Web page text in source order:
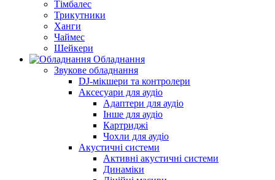
Тімбалес
Трикутники
Ханги
Чаймес
Шейкери
Обладнання
Звукове обладнання
DJ-мікшери та контролери
Аксесуари для аудіо
Адаптери для аудіо
Інше для аудіо
Картриджі
Чохли для аудіо
Акустичні системи
Активні акустичні системи
Динаміки